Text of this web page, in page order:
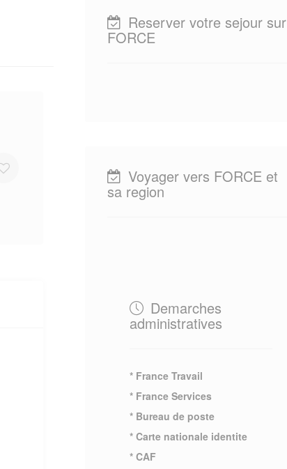
Reserver votre sejour sur
FORCE
Voyager vers FORCE et
sa region
Demarches
administratives
* France Travail
* France Services
* Bureau de poste
* Carte nationale identite
* CAF